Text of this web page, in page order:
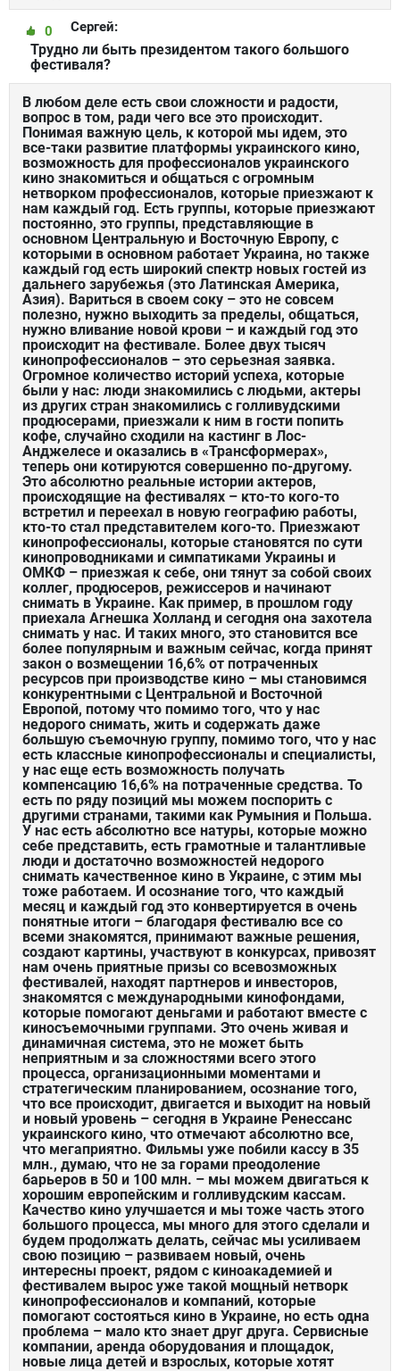
Сергей:
0
Трудно ли быть президентом такого большого
фестиваля?
В любом деле есть свои сложности и радости,
вопрос в том, ради чего все это происходит.
Понимая важную цель, к которой мы идем, это
все-таки развитие платформы украинского кино,
возможность для профессионалов украинского
кино знакомиться и общаться с огромным
нетворком профессионалов, которые приезжают к
нам каждый год. Есть группы, которые приезжают
постоянно, это группы, представляющие в
основном Центральную и Восточную Европу, с
которыми в основном работает Украина, но также
каждый год есть широкий спектр новых гостей из
дальнего зарубежья (это Латинская Америка,
Азия). Вариться в своем соку – это не совсем
полезно, нужно выходить за пределы, общаться,
нужно вливание новой крови – и каждый год это
происходит на фестивале. Более двух тысяч
кинопрофессионалов – это серьезная заявка.
Огромное количество историй успеха, которые
были у нас: люди знакомились с людьми, актеры
из других стран знакомились с голливудскими
продюсерами, приезжали к ним в гости попить
кофе, случайно сходили на кастинг в Лос-
Анджелесе и оказались в «Трансформерах»,
теперь они котируются совершенно по-другому.
Это абсолютно реальные истории актеров,
происходящие на фестивалях – кто-то кого-то
встретил и переехал в новую географию работы,
кто-то стал представителем кого-то. Приезжают
кинопрофессионалы, которые становятся по сути
кинопроводниками и симпатиками Украины и
ОМКФ – приезжая к себе, они тянут за собой своих
коллег, продюсеров, режиссеров и начинают
снимать в Украине. Как пример, в прошлом году
приехала Агнешка Холланд и сегодня она захотела
снимать у нас. И таких много, это становится все
более популярным и важным сейчас, когда принят
закон о возмещении 16,6% от потраченных
ресурсов при производстве кино – мы становимся
конкурентными с Центральной и Восточной
Европой, потому что помимо того, что у нас
недорого снимать, жить и содержать даже
большую съемочную группу, помимо того, что у нас
есть классные кинопрофессионалы и специалисты,
у нас еще есть возможность получать
компенсацию 16,6% на потраченные средства. То
есть по ряду позиций мы можем поспорить с
другими странами, такими как Румыния и Польша.
У нас есть абсолютно все натуры, которые можно
себе представить, есть грамотные и талантливые
люди и достаточно возможностей недорого
снимать качественное кино в Украине, с этим мы
тоже работаем. И осознание того, что каждый
месяц и каждый год это конвертируется в очень
понятные итоги – благодаря фестивалю все со
всеми знакомятся, принимают важные решения,
создают картины, участвуют в конкурсах, привозят
нам очень приятные призы со всевозможных
фестивалей, находят партнеров и инвесторов,
знакомятся с международными кинофондами,
которые помогают деньгами и работают вместе с
киносъемочными группами. Это очень живая и
динамичная система, это не может быть
неприятным и за сложностями всего этого
процесса, организационными моментами и
стратегическим планированием, осознание того,
что все происходит, двигается и выходит на новый
и новый уровень – сегодня в Украине Ренессанс
украинского кино, что отмечают абсолютно все,
что мегаприятно. Фильмы уже побили кассу в 35
млн., думаю, что не за горами преодоление
барьеров в 50 и 100 млн. – мы можем двигаться к
хорошим европейским и голливудским кассам.
Качество кино улучшается и мы тоже часть этого
большого процесса, мы много для этого сделали и
будем продолжать делать, сейчас мы усиливаем
свою позицию – развиваем новый, очень
интересны проект, рядом с киноакадемией и
фестивалем вырос уже такой мощный нетворк
кинопрофессионалов и компаний, которые
помогают состояться кино в Украине, но есть одна
проблема – мало кто знает друг друга. Сервисные
компании, аренда оборудования и площадок,
новые лица детей и взрослых, которые хотят